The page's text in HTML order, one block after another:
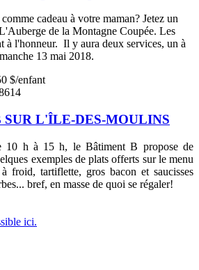
cadeau à votre maman? Jetez un
de la Montagne Coupée. Les
à l'honneur. Il y aura deux services, un à
13 mai 2018.
$/enfant
L'ÎLE-DES-MOULINS
10 h à 15 h, le Bâtiment B propose de
exemples de plats offerts sur le menu
froid, tartiflette, gros bacon et saucisses
bref, en masse de quoi se régaler!
ici.